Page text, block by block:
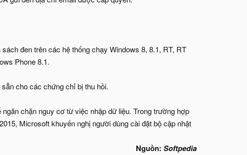
đen trên các hệ thống chạy Windows 8, 8.1, RT, RT
Phone 8.1.
cho các chứng chỉ bị thu hồi.
chặn nguy cơ từ việc nhập dữ liệu. Trong trường hợp
Microsoft khuyến nghị người dùng cài đặt bộ cập nhật
Nguồn: Softpedia